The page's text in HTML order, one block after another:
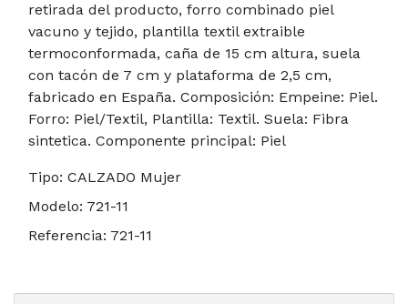
retirada del producto, forro combinado piel
vacuno y tejido, plantilla textil extraible
termoconformada, caña de 15 cm altura, suela
con tacón de 7 cm y plataforma de 2,5 cm,
fabricado en España. Composición: Empeine: Piel.
Forro: Piel/Textil, Plantilla: Textil. Suela: Fibra
sintetica. Componente principal: Piel
Tipo: CALZADO Mujer
Modelo: 721-11
Referencia: 721-11